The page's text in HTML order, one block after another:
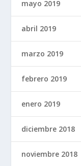
mayo 2019
abril 2019
marzo 2019
febrero 2019
enero 2019
diciembre 2018
noviembre 2018